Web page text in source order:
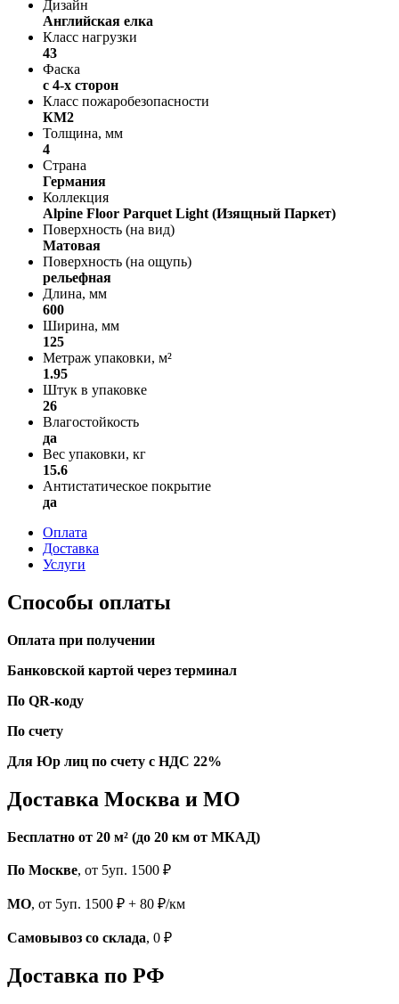
Дизайн
Английская елка
Класс нагрузки
43
Фаска
с 4-х сторон
Класс пожаробезопасности
КМ2
Толщина, мм
4
Страна
Германия
Коллекция
Alpine Floor Parquet Light (Изящный Паркет)
Поверхность (на вид)
Матовая
Поверхность (на ощупь)
рельефная
Длина, мм
600
Ширина, мм
125
Метраж упаковки, м²
1.95
Штук в упаковке
26
Влагостойкость
да
Вес упаковки, кг
15.6
Антистатическое покрытие
да
Оплата
Доставка
Услуги
Способы оплаты
Оплата при получении
Банковской картой через терминал
По QR-коду
По счету
Для Юр лиц по счету с НДС 22%
Доставка Москва и МО
Бесплатно от 20 м² (до 20 км от МКАД)
По Москве, от 5уп. 1500 ₽
МО, от 5уп. 1500 ₽ + 80 ₽/км
Самовывоз со склада, 0 ₽
Доставка по РФ